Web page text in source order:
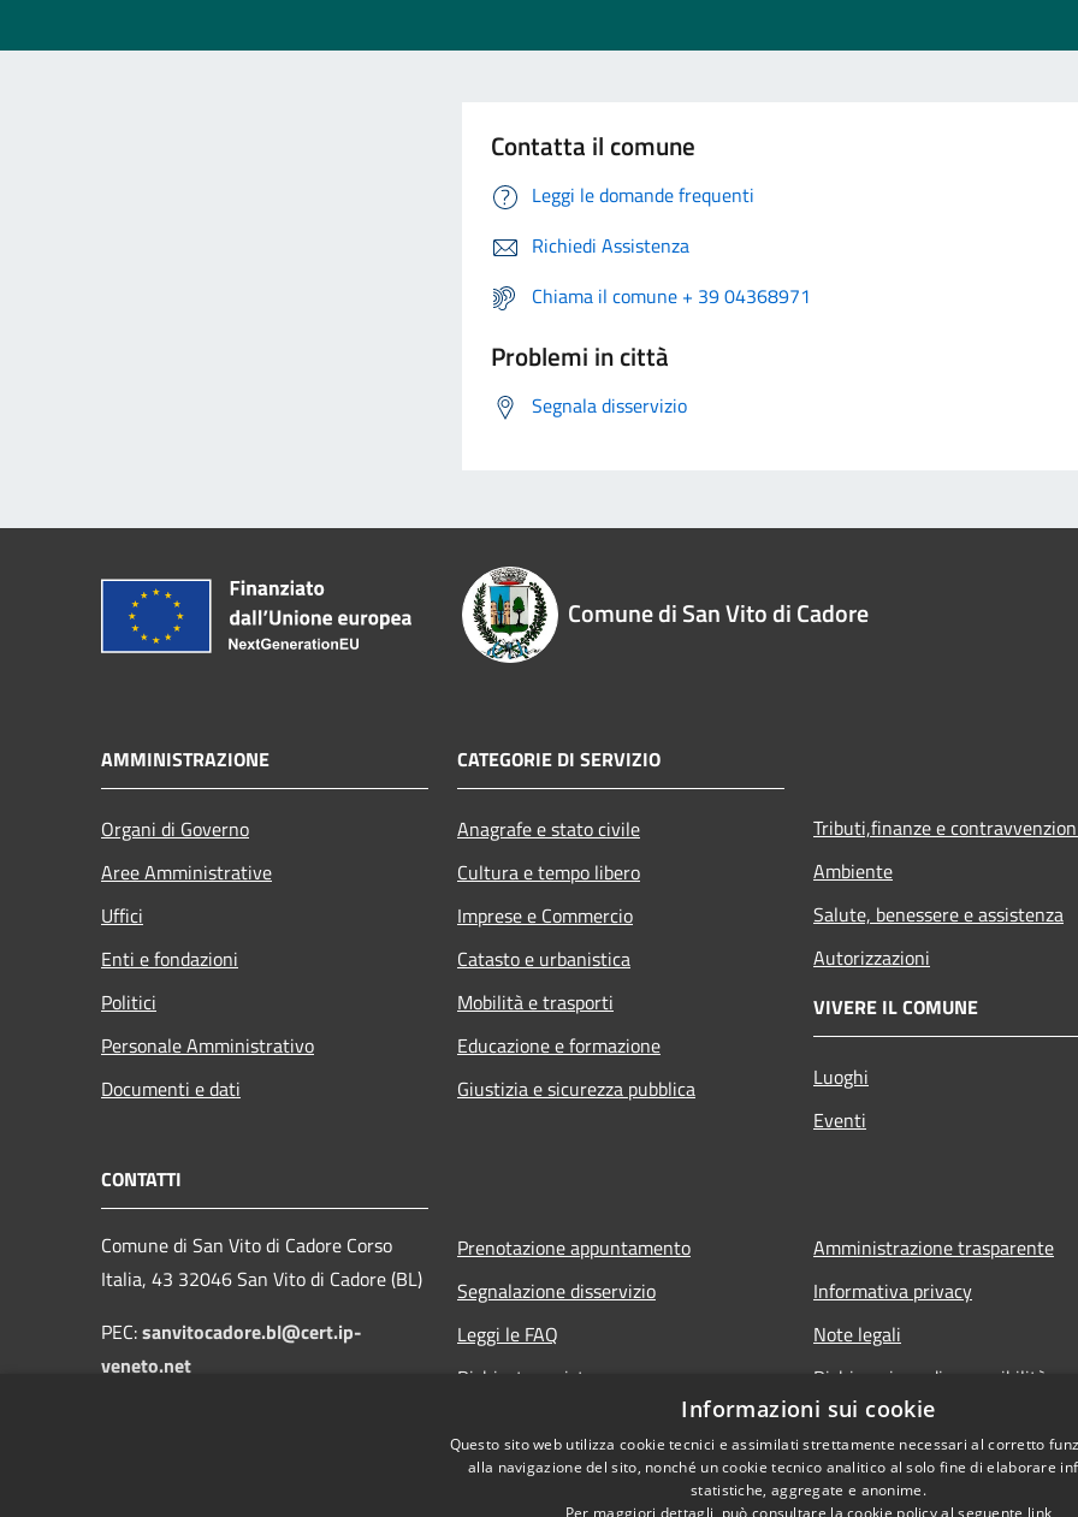
Contatta il comune
Leggi le domande frequenti
Richiedi Assistenza
Chiama il comune + 39 04368971
Problemi in città
Segnala disservizio
Comune di San Vito di Cadore
AMMINISTRAZIONE
Organi di Governo
Aree Amministrative
Uffici
Enti e fondazioni
Politici
Personale Amministrativo
Documenti e dati
CATEGORIE DI SERVIZIO
Anagrafe e stato civile
Cultura e tempo libero
Imprese e Commercio
Catasto e urbanistica
Mobilità e trasporti
Educazione e formazione
Giustizia e sicurezza pubblica
Tributi,finanze e
Ambiente
Salute, benessere e assistenza
Autorizzazioni
VIVERE IL COMUNE
Luoghi
Eventi
CONTATTI
Comune di San Vito di Cadore Corso
Italia, 43 32046 San Vito di Cadore (BL)
PEC:sanvitocadore.bl@cert.ip-
veneto.net
Prenotazione appuntamento
Segnalazione disservizio
Leggi le FAQ
Richiesta assistenza
Amministrazione trasparente
Informativa privacy
Note legali
Dichiarazione di accessibilità
Informazioni sui cookie
Questo sito web utilizza cookie tecnici e assimilati strettamente necessari al corretto
alla navigazione del sito, nonché un cookie tecnico analitico al solo fine di elaborare
statistiche, aggregate e anonime.
Per maggiori dettagli, può consultare la cookie policy al seguente link